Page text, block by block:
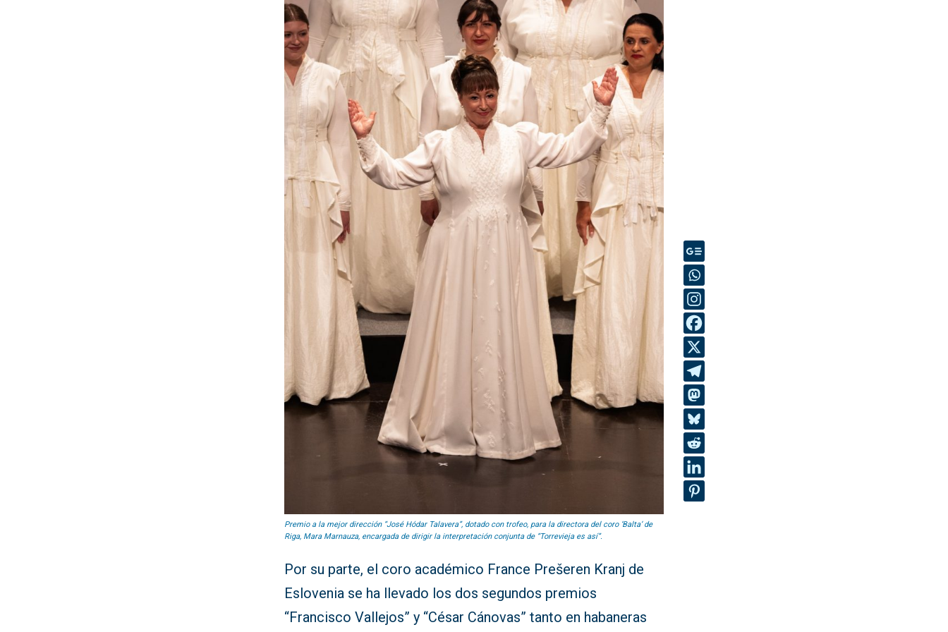
Premio a la mejor dirección “José Hódar Talavera”, dotado con trofeo, para la directora del coro ‘Balta’ de
Riga, Mara Marnauza, encargada de dirigir la interpretación conjunta de “Torrevieja es así”.
Por su parte, el coro académico France Prešeren Kranj de
Eslovenia se ha llevado los dos segundos premios
“Francisco Vallejos” y “César Cánovas” tanto en habaneras